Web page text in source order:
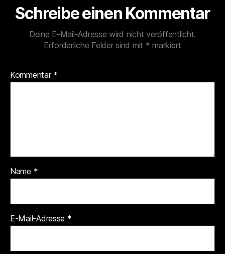
Schreibe einen Kommentar
Deine E-Mail-Adresse wird nicht veröffentlicht.
Erforderliche Felder sind mit * markiert
Kommentar *
Name *
E-Mail-Adresse *